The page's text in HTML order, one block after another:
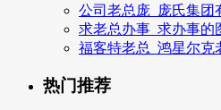
公司老总庞_庞氏集团
求老总办事_求办事的
福客特老总_鸿星尔克
热门推荐